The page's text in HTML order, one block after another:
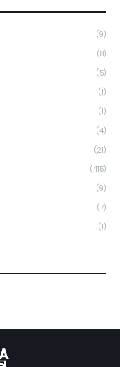
(9)
(8)
(5)
(1)
(1)
(4)
(21)
(415)
(9)
(7)
(1)